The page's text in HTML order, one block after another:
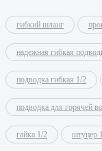
гибкий шланг
надежная гибкая
подводка гибкая 1/2
подводка для горячей
гайка 1/2 штуцер